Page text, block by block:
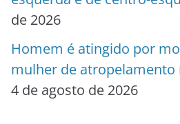
de 2026
Homem é atingido por
mulher de atropelamento
4 de agosto de 2026